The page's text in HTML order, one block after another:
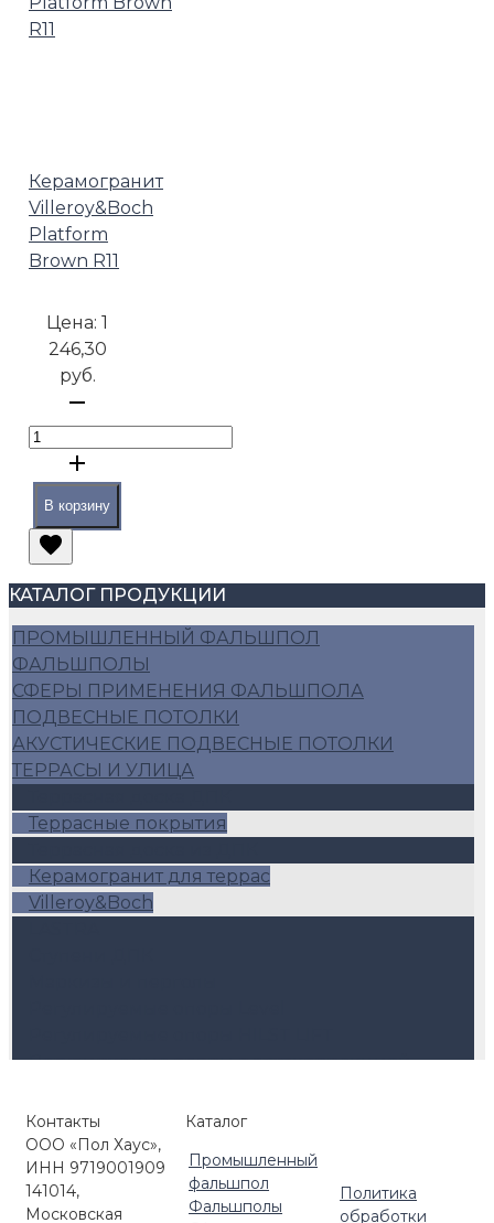
Керамогранит
Villeroy&Boch
Platform
Brown R11
Цена:1
246,30
руб.
В корзину
КАТАЛОГ ПРОДУКЦИИ
ПРОМЫШЛЕННЫЙ ФАЛЬШПОЛ
ФАЛЬШПОЛЫ
СФЕРЫ ПРИМЕНЕНИЯ ФАЛЬШПОЛА
ПОДВЕСНЫЕ ПОТОЛКИ
АКУСТИЧЕСКИЕ ПОДВЕСНЫЕ ПОТОЛКИ
ТЕРРАСЫ И УЛИЦА
Террасные покрытия
Керамогранит для террас
Villeroy&Boch
Регулируемые опоры с автокоррекцией
Кровельные опоры HILST PLATFORM
Комплектующие для улицы
Контакты
ООО «Пол Хаус»,
ИНН 9719001909
141014,
Московская
Каталог
Промышленный
фальшпол
Фальшполы
Политика
обработки